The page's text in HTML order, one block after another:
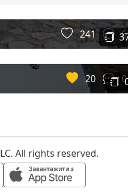
241 6
20 0
All rights reserved.